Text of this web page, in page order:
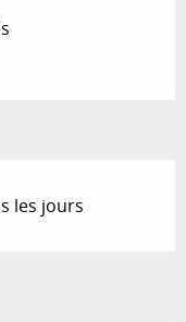
les jours